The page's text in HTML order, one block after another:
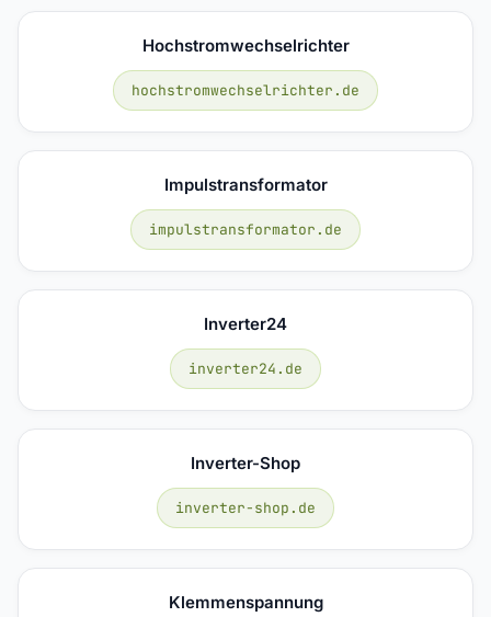
Hochstromwechselrichter
hochstromwechselrichter.de
Impulstransformator
impulstransformator.de
Inverter24
inverter24.de
Inverter-Shop
inverter-shop.de
Klemmenspannung